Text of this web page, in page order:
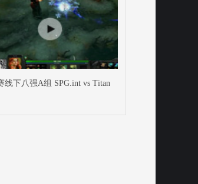
线下八强A组 SPG.int vs Titan